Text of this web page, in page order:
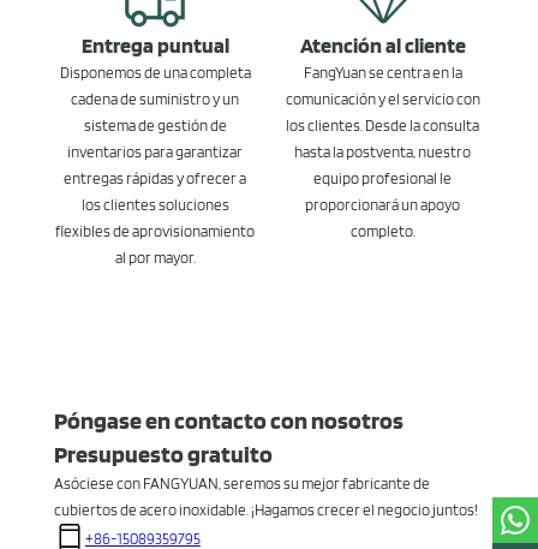
Entrega puntual
Disponemos de una completa
cadena de suministro y un
sistema de gestión de
inventarios para garantizar
entregas rápidas y ofrecer a
los clientes soluciones
flexibles de aprovisionamiento
al por mayor.
Atención al cliente
FangYuan se centra en la
comunicación y el servicio con
los clientes. Desde la consulta
hasta la postventa, nuestro
equipo profesional le
proporcionará un apoyo
completo.
Póngase en contacto con nosotros
Presupuesto gratuito
Asóciese con FANGYUAN, seremos su mejor fabricante de
cubiertos de acero inoxidable. ¡Hagamos crecer el negocio juntos!
+86-15089359795